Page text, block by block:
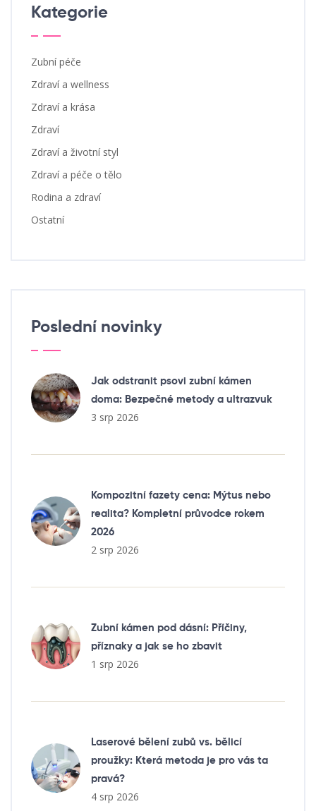
Kategorie
Zubní péče
Zdraví a wellness
Zdraví a krása
Zdraví
Zdraví a životní styl
Zdraví a péče o tělo
Rodina a zdraví
Ostatní
Poslední novinky
Jak odstranit psovi zubní kámen
doma: Bezpečné metody a ultrazvuk
3 srp 2026
Kompozitní fazety cena: Mýtus nebo
realita? Kompletní průvodce rokem
2026
2 srp 2026
Zubní kámen pod dásní: Příčiny,
příznaky a jak se ho zbavit
1 srp 2026
Laserové bělení zubů vs. bělicí
proužky: Která metoda je pro vás ta
pravá?
4 srp 2026